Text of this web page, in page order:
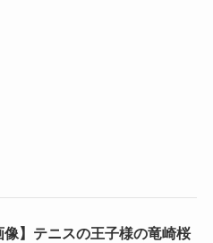
像】テニスの王子様の竜崎桜